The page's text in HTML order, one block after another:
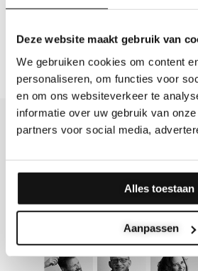
Deze website maakt gebruik van
We gebruiken cookies om content
personaliseren, om functies voor
en om ons websiteverkeer te
informatie over uw gebruik van
partners voor social media,
Alles toestaan
Aanpassen
unseren beschrieben
Registrieren
Kostenloser Versand (ab 75 €*)
Handgemacht